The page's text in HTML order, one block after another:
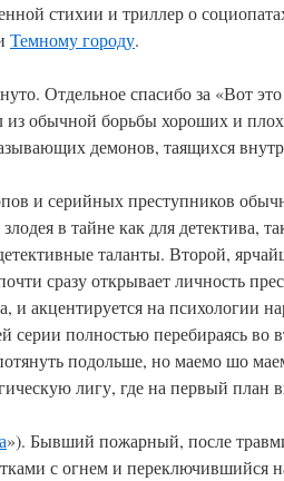
стихии и триллер о
Темному городу.
Отдельное спасибо за «Вот
из обычной борьбы хороших и
демонов, таящихся
и серийных преступников
в тайне как для детектива,
таланты. Второй,
сразу открывает личность
и акцентируется на психологии
серии полностью перебираясь во
подольше, но маемо шо
лигу, где на первый план
»). Бывший пожарный, после
с огнем и переключившийся